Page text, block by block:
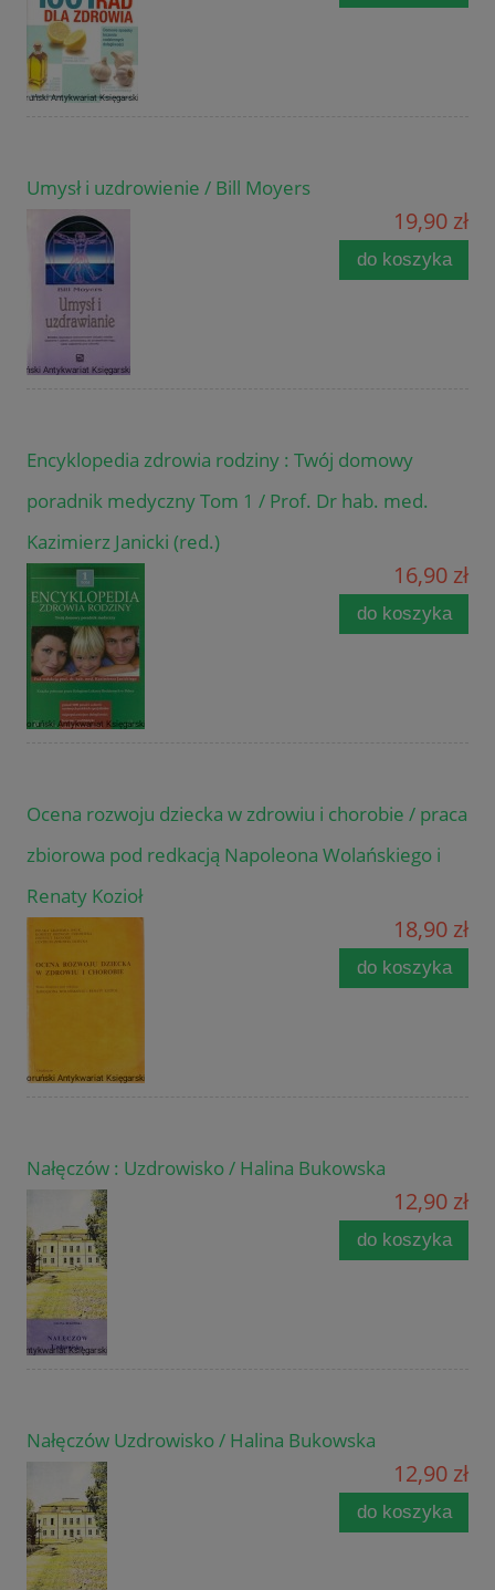
Umysł i uzdrowienie / Bill Moyers
19,90 zł
do koszyka
Encyklopedia zdrowia rodziny : Twój domowy
poradnik medyczny Tom 1 / Prof. Dr hab. med.
Kazimierz Janicki (red.)
16,90 zł
do koszyka
Ocena rozwoju dziecka w zdrowiu i chorobie / praca
zbiorowa pod redkacją Napoleona Wolańskiego i
Renaty Kozioł
18,90 zł
do koszyka
Nałęczów : Uzdrowisko / Halina Bukowska
12,90 zł
do koszyka
Nałęczów Uzdrowisko / Halina Bukowska
12,90 zł
do koszyka